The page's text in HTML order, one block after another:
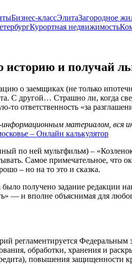
Бизнес-классЭлитаЗагородное
Курортная недвижимость
историю и получай
о заемщиках (не только
С другой… Страшно ли, когда
то ответственность «за
материалом, вся
– Онлайн калькулятор
по ней мультфильм) –
Самое примечательное,
– но на то это и сказка.
получено задание редакции
— и вполне объяснимая для
регламентируется
обработки, хранения и
повышения